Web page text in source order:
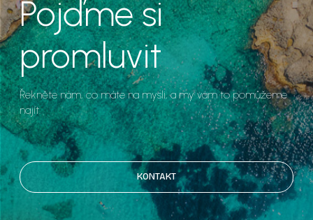
Pojďme si
promluvit
Řekněte nám, co máte na mysli, a my vám to pomůžeme
najít.
KONTAKT